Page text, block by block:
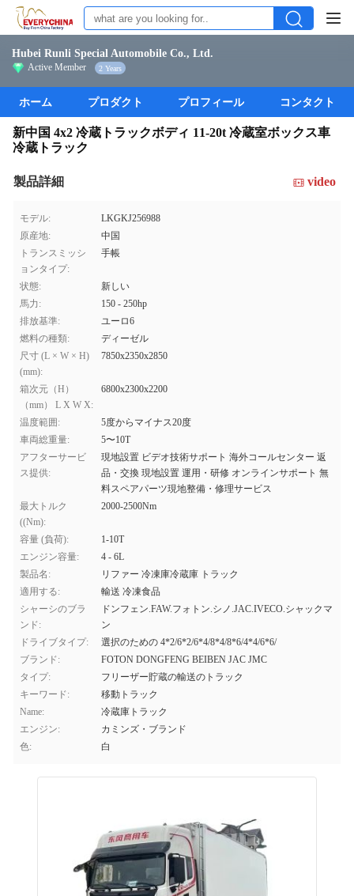
Hubei Runli Special Automobile Co., Ltd.
Active Member 2 Years
ホーム プロダクト プロフィール コンタクト
新中国 4x2 冷蔵トラックボディ 11-20t 冷蔵室ボックス車
冷蔵トラック
製品詳細 video
モデル:
LKGKJ256988
原産地:
中国
トランスミッシ
ョンタイプ:
手帳
状態:
新しい
馬力:
150 - 250hp
排放基準:
ユーロ6
燃料の種類:
ディーゼル
尺寸 (L × W × H)
(mm):
7850x2350x2850
箱次元（H）
（mm） L X W X:
6800x2300x2200
温度範囲:
5度からマイナス20度
車両総重量:
5〜10T
アフターサービ
ス提供:
現地設置 ビデオ技術サポート 海外コールセンター 返
品・交換 現地設置 運用・研修 オンラインサポート 無
料スペアパーツ現地整備・修理サービス
最大トルク
((Nm):
2000-2500Nm
容量 (負荷):
1-10T
エンジン容量:
4 - 6L
製品名:
リファー 冷凍庫冷蔵庫 トラック
適用する:
輸送 冷凍食品
シャーシのブラ
ンド:
ドンフェン.FAW.フォトン.シノ.JAC.IVECO.シャックマ
ン
ドライブタイプ:
選択のための 4*2/6*2/6*4/8*4/8*6/4*4/6*6/
ブランド:
FOTON DONGFENG BEIBEN JAC JMC
タイプ:
フリーザー貯蔵の輸送のトラック
キーワード:
移動トラック
Name:
冷蔵庫トラック
エンジン:
カミンズ・ブランド
色:
白